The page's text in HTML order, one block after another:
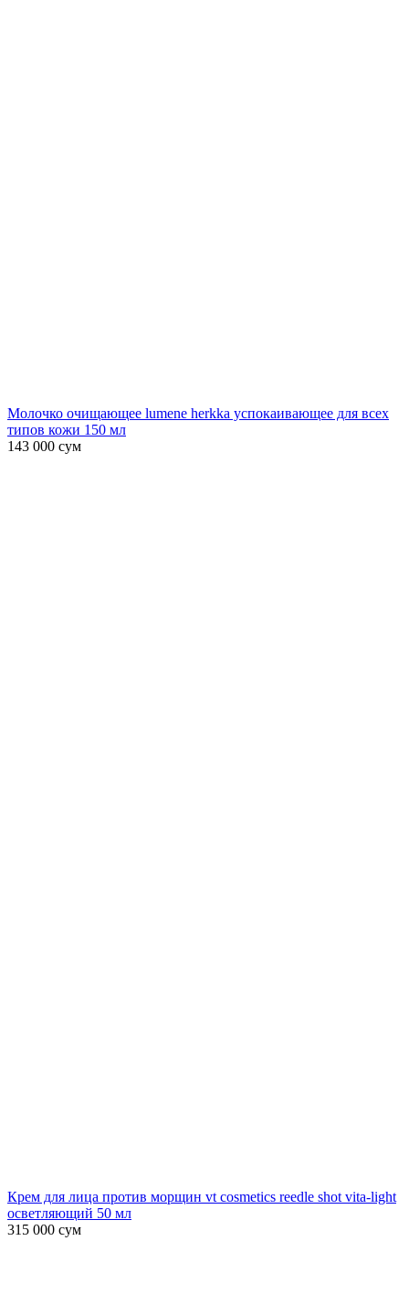
Молочко очищающее lumene herkka успокаивающее для всех
типов кожи 150 мл
143 000 сум
Крем для лица против морщин vt cosmetics reedle shot vita-light
осветляющий 50 мл
315 000 сум